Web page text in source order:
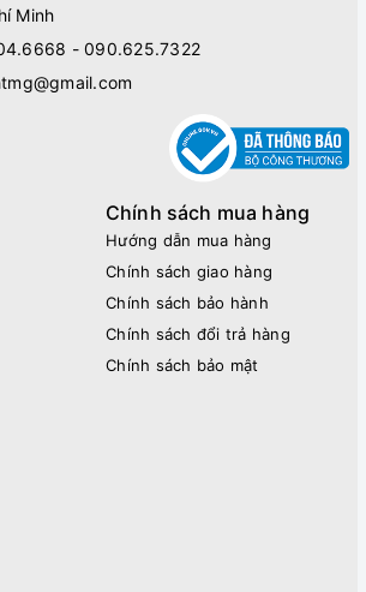
Minh
- 090.625.7322
Chính sách mua hàng
Hướng dẫn mua hàng
Chính sách giao hàng
Chính sách bảo hành
Chính sách đổi trả hàng
Chính sách bảo mật